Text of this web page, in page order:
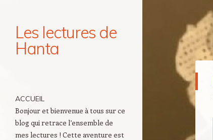
Les lectures de
Hanta
ACCUEIL
Bonjour et bienvenue à tous sur ce
blog qui retrace l’ensemble de
mes lectures ! Cette aventure est